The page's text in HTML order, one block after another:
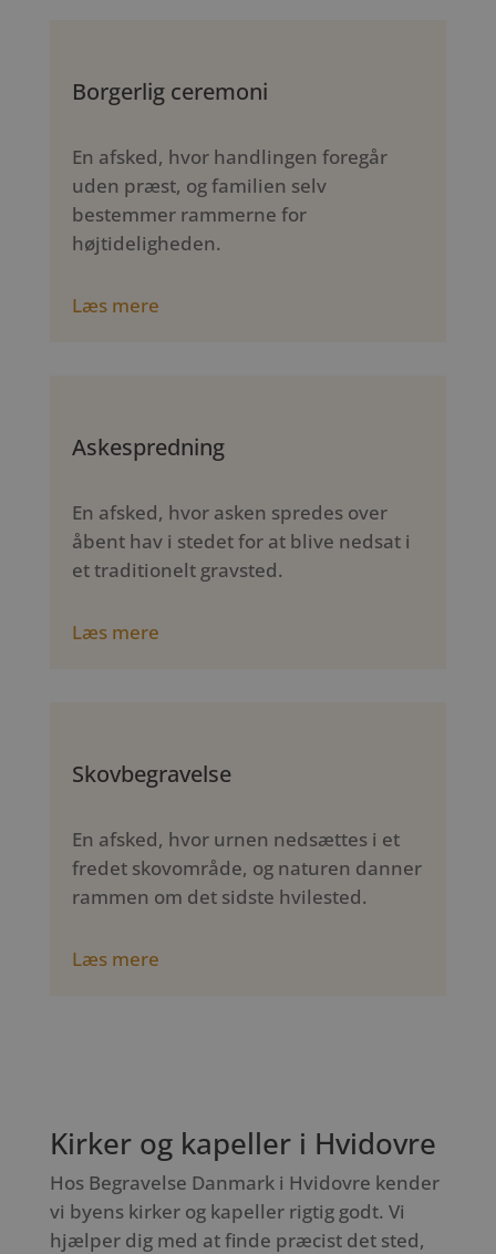
Borgerlig ceremoni
En afsked, hvor handlingen foregår
uden præst, og familien selv
bestemmer rammerne for
højtideligheden.
Læs mere
Askespredning
En afsked, hvor asken spredes over
åbent hav i stedet for at blive nedsat i
et traditionelt gravsted.
Læs mere
Skovbegravelse
En afsked, hvor urnen nedsættes i et
fredet skovområde, og naturen danner
rammen om det sidste hvilested.
Læs mere
Kirker og kapeller i Hvidovre
Hos Begravelse Danmark i Hvidovre kender
vi byens kirker og kapeller rigtig godt. Vi
hjælper dig med at finde præcist det sted,